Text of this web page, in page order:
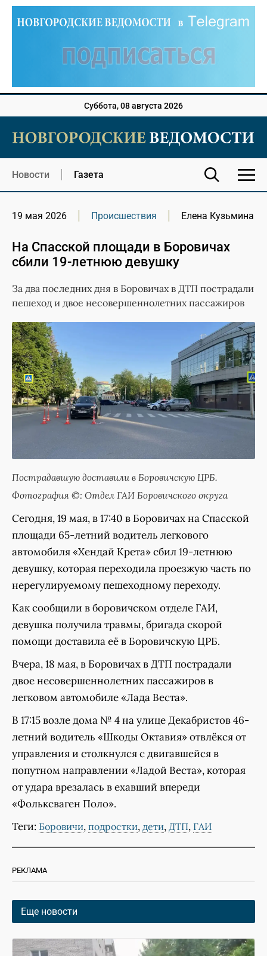
Суббота, 08 августа 2026
Новости Газета
19 мая 2026 Происшествия Елена Кузьмина
На Спасской площади в Боровичах
сбили 19-летнюю девушку
За два последних дня в Боровичах в ДТП пострадали
пешеход и двое несовершеннолетних пассажиров
Пострадавшую доставили в Боровичскую ЦРБ.
Фотография ©: Отдел ГАИ Боровичского округа
Сегодня, 19 мая, в 17:40 в Боровичах на Спасской
площади 65-летний водитель легкового
автомобиля «Хендай Крета» сбил 19-летнюю
девушку, которая переходила проезжую часть по
нерегулируемому пешеходному переходу.
Как сообщили в боровичском отделе ГАИ,
девушка получила травмы, бригада скорой
помощи доставила её в Боровичскую ЦРБ.
Вчера, 18 мая, в Боровичах в ДТП пострадали
двое несовершеннолетних пассажиров в
легковом автомобиле «Лада Веста».
В 17:15 возле дома № 4 на улице Декабристов 46-
летний водитель «Шкоды Октавия» отвлёкся от
управления и столкнулся с двигавшейся в
попутном направлении «Ладой Веста», которая
от удара врезалась в ехавший впереди
«Фольксваген Поло».
Теги: Боровичи, подростки, дети, ДТП, ГАИ
РЕКЛАМА
Еще новости